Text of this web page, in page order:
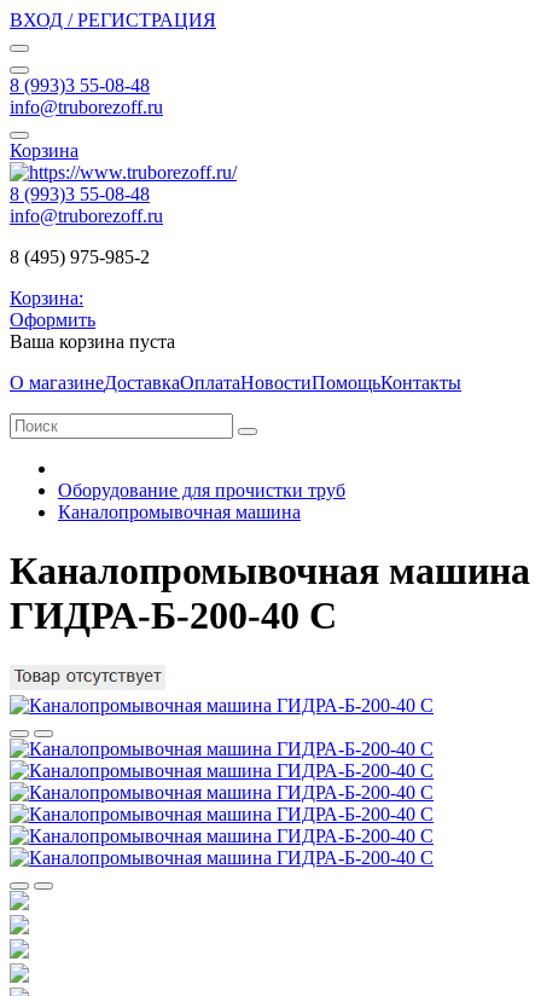
ВХОД / РЕГИСТРАЦИЯ
8 (993)3 55-08-48
info@truborezoff.ru
Корзина
8 (993)3 55-08-48
info@truborezoff.ru
8 (495) 975-985-2
Корзина:
Оформить
Ваша корзина пуста
О магазинеДоставкаОплатаНовостиПомощьКонтакты
Оборудование для прочистки труб
Каналопромывочная машина
Каналопромывочная машина
ГИДРА-Б-200-40 С